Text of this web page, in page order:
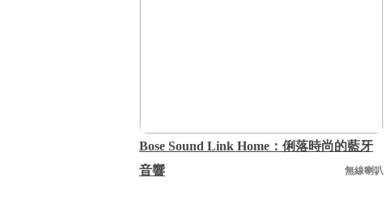
Bose Sound Link Home：俐落時尚的藍牙
音響
無線喇叭